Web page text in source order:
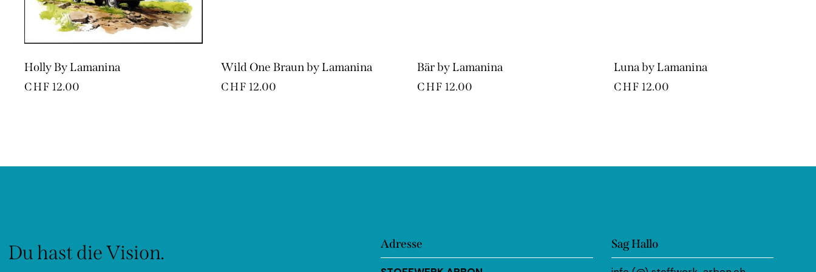
Holly By Lamanina
CHF 12.00
Wild One Braun by Lamanina
CHF 12.00
Bär by Lamanina
CHF 12.00
Luna by Lamanina
CHF 12.00
Du hast die Vision. Adresse Sag Hallo